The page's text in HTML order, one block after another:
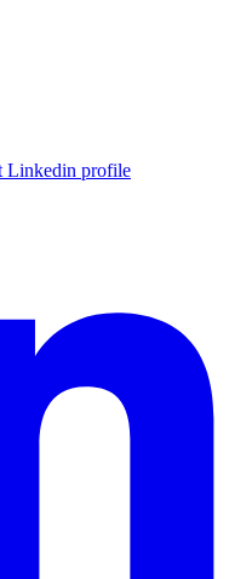
Linkedin profile